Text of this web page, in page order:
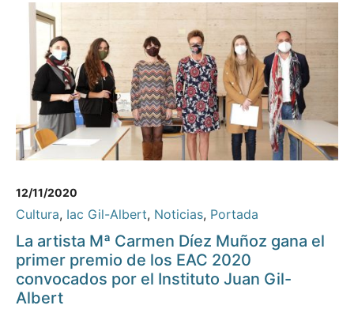
12/11/2020
Cultura, Iac Gil-Albert, Noticias, Portada
La artista Mª Carmen Díez Muñoz gana el
primer premio de los EAC 2020
convocados por el Instituto Juan Gil-
Albert